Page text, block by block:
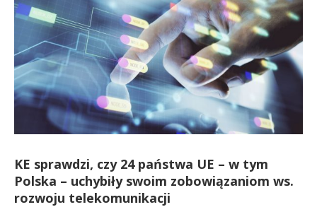
KE sprawdzi, czy 24 państwa UE – w tym
Polska – uchybiły swoim zobowiązaniom ws.
rozwoju telekomunikacji